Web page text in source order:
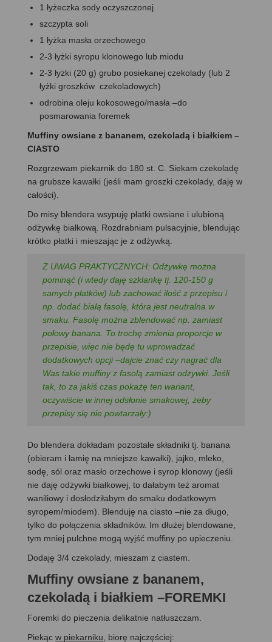
1 łyżeczka sody oczyszczonej
szczypta soli
1 łyżka masła orzechowego
2-3 łyżki syropu klonowego lub miodu
2-3 łyżki (20 g) grubo posiekanej czekolady (lub 2
łyżki groszków czekoladowych)
odrobina oleju kokosowego/masła –do
posmarowania foremek
Muffiny owsiane z bananem, czekoladą i białkiem –
CIASTO
Rozgrzewam piekarnik do 180 st. C. Siekam czekoladę
na grubsze kawałki (jeśli mam groszki czekolady, daję w
całości).
Do misy blendera wsypuję płatki owsiane i ulubioną
odżywkę białkową. Rozdrabniam pulsacyjnie, blendując
krótko płatki i mieszając je z odżywką.
Z UWAG PRAKTYCZNYCH: Odżywkę można
pominąć (i wtedy daję szklankę tj. 120-150 g
samych płatków) lub zachować ilość z przepisu i
np. dodać białą fasolę, która jest neutralna w
smaku. Fasolę można zblendować np. zamiast
połowy banana. To trochę zmienia proporcje w
przepisie, więc nie będę tu wprowadzać
dodatkowych opcji –dajcie znać czy nagrać dla
Was takie muffiny z fasolą zamiast odżywki. Jeśli
tak, to za jakiś czas pokażę ten wariant,
oczywiście w innej odsłonie smakowej, żeby
przepisy się nie powtarzały:)
Do blendera dokładam pozostałe składniki tj. banana
(obieram i łamię na mniejsze kawałki), jajko, mleko,
sodę, sól oraz masło orzechowe i syrop klonowy (jeśli
nie daję odżywki białkowej, to dałabym też aromat
waniliowy i dosłodziłabym do smaku dodatkowym
syropem/miodem). Blenduję na ciasto –nie za długo,
tylko do połączenia składników. Im dłużej blendowane,
tym mniej pulchne mogą wyjść muffiny po upieczeniu.
Dodaję 3/4 czekolady, mieszam z ciastem.
Muffiny owsiane z bananem,
czekoladą i białkiem –FOREMKI
Foremki do pieczenia delikatnie natłuszczam.
Piekąc w piekarniku , biorę najczęściej: